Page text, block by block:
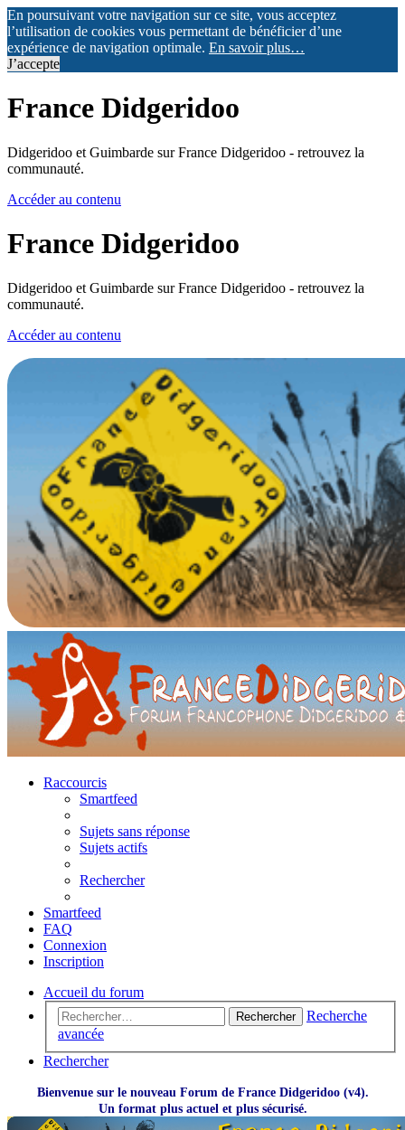
En poursuivant votre navigation sur ce site, vous acceptez
l’utilisation de cookies vous permettant de bénéficier d’une
expérience de navigation optimale. En savoir plus…
J’accepte
France Didgeridoo
Didgeridoo et Guimbarde sur France Didgeridoo - retrouvez la
communauté.
Accéder au contenu
France Didgeridoo
Didgeridoo et Guimbarde sur France Didgeridoo - retrouvez la
communauté.
Accéder au contenu
Raccourcis
Smartfeed
Sujets sans réponse
Sujets actifs
Rechercher
Smartfeed
FAQ
Connexion
Inscription
Accueil du forum
Rechercher
Recherche
avancée
Rechercher
Bienvenue sur le nouveau Forum de France Didgeridoo (v4).
Un format plus actuel et plus sécurisé.